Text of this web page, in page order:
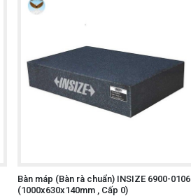
Bàn máp (Bàn rà chuẩn) INSIZE 6900-0106
(1000x630x140mm , Cấp 0)